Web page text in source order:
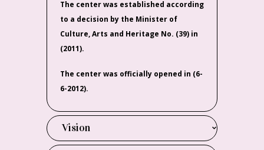
The center was established according
to a decision by the Minister of
Culture, Arts and Heritage No. (39) in
(2011).
The center was officially opened in (6-
6-2012).
Vision